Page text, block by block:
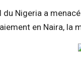
Nigeria a
en Naira, la